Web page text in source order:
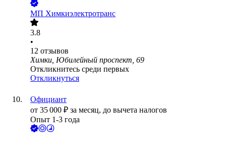
МП Химкиэлектротранс
3.8
•
12 отзывов
Химки, Юбилейный проспект, 69
Откликнитесь среди первых
Откликнуться
Официант
от 35 000 ₽ за месяц, до вычета налогов
Опыт 1-3 года